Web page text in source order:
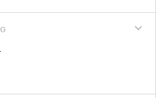
expand_more